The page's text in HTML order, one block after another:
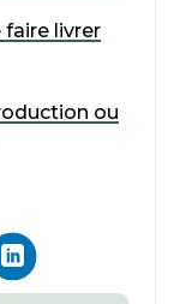
faire livrer
ou